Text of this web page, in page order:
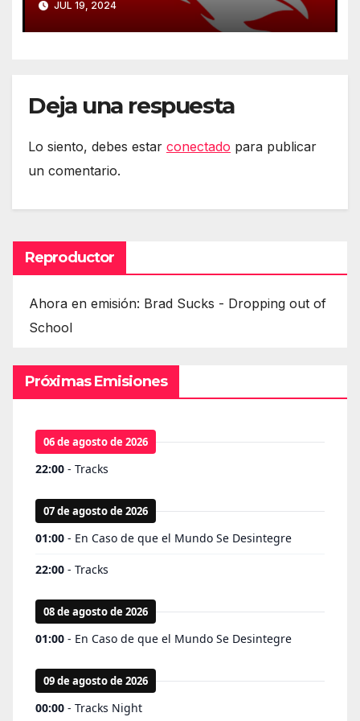
JUL 19, 2024
Deja una respuesta
Lo siento, debes estar conectado para publicar
un comentario.
Reproductor
Ahora en emisión: Brad Sucks - Dropping out of
School
Próximas Emisiones